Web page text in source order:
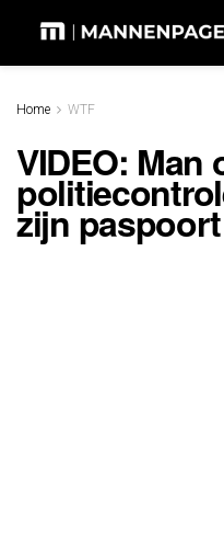
Home WTF
VIDEO:
zijn